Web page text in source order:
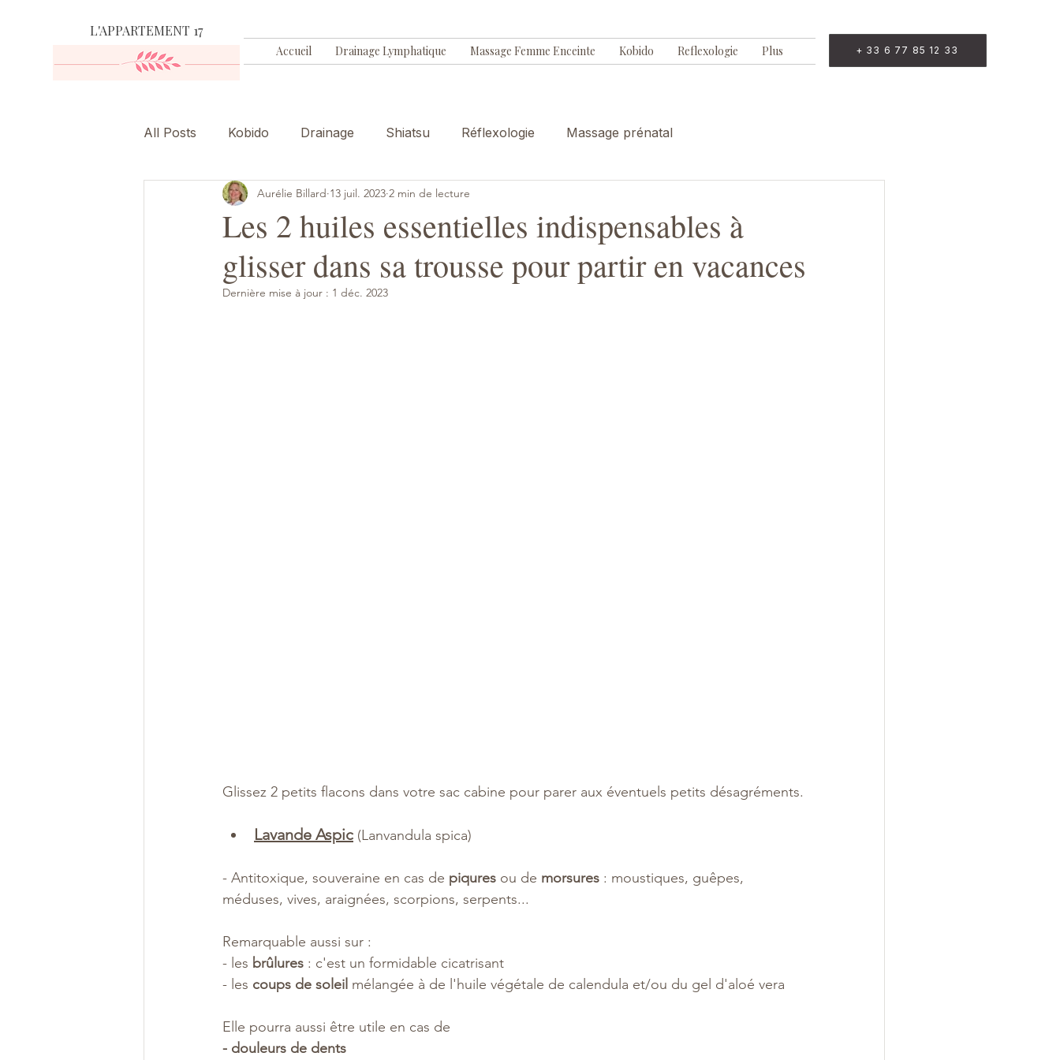
L'APPARTEMENT 17
Accueil Drainage Lymphatique Massage Femme Enceinte Kobido Reflexologie Plus + 33 6 77 85 12 33
All Posts Kobido Drainage Shiatsu Réflexologie Massage prénatal
Les 2 huiles essentielles indispensables à
glisser dans sa trousse pour partir en vacances
Aurélie Billard 13 juil. 2023 2 min de lecture
Dernière mise à jour : 1 déc. 2023
Glissez 2 petits flacons dans votre sac cabine pour parer aux éventuels petits désagréments.
Lavande Aspic (Lanvandula spica)
- Antitoxique, souveraine en cas de piqures ou de morsures : moustiques, guêpes,
méduses, vives, araignées, scorpions, serpents...
Remarquable aussi sur :
- les brûlures : c'est un formidable cicatrisant
- les coups de soleil mélangée à de l'huile végétale de calendula et/ou du gel d'aloé vera
Elle pourra aussi être utile en cas de
- douleurs de dents